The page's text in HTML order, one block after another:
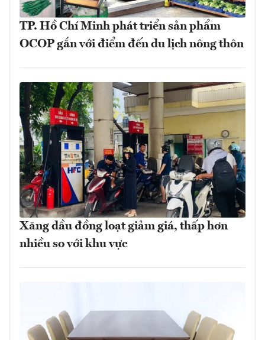
TP. Hồ Chí Minh phát triển sản phẩm
OCOP gắn với điểm đến du lịch nông thôn
Xăng dầu đồng loạt giảm giá, thấp hơn
nhiều so với khu vực